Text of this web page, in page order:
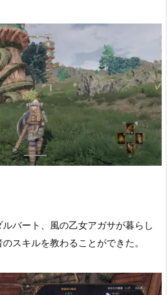
バート、風の乙女アガサが暮らし
スキルを教わることができた。